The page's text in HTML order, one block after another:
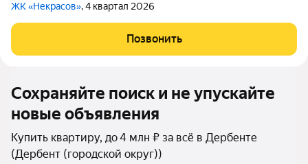
ЖК «Некрасов», 4 квартал 2026
Позвонить
Сохраняйте поиск и не упускайте
новые объявления
Купить квартиру, до 4 млн ₽ за всё в Дербенте
(Дербент (городской округ))